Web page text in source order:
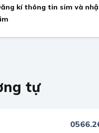
kí thông tin sim và
tự